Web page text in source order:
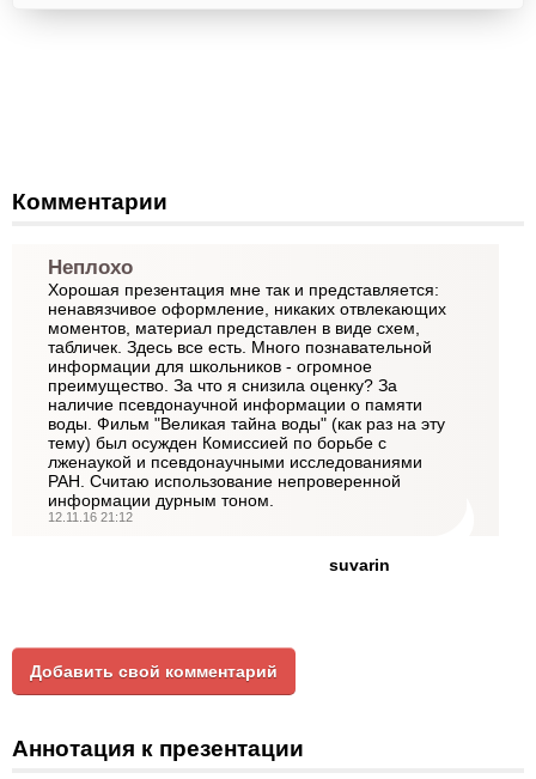
Комментарии
Неплохо
Хорошая презентация мне так и представляется:
ненавязчивое оформление, никаких отвлекающих
моментов, материал представлен в виде схем,
табличек. Здесь все есть. Много познавательной
информации для школьников - огромное
преимущество. За что я снизила оценку? За
наличие псевдонаучной информации о памяти
воды. Фильм "Великая тайна воды" (как раз на эту
тему) был осужден Комиссией по борьбе с
лженаукой и псевдонаучными исследованиями
РАН. Считаю использование непроверенной
информации дурным тоном.
12.11.16 21:12
suvarin
Добавить свой комментарий
Аннотация к презентации